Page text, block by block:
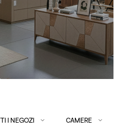
I NEGOZI CAMERE